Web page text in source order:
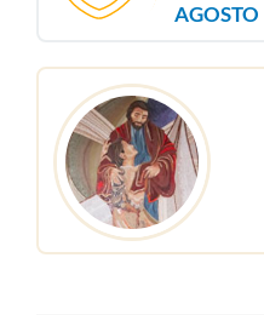
AGOSTO